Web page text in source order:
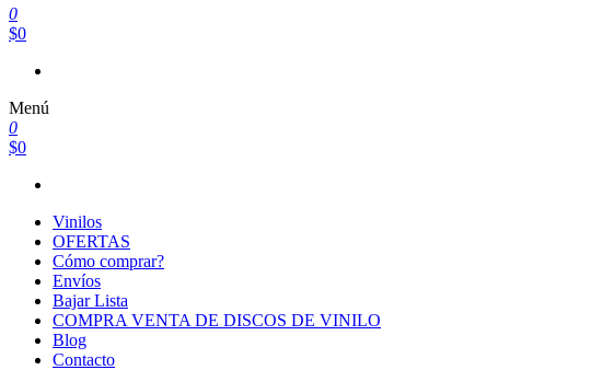
0
$0
Menú
0
$0
Vinilos
OFERTAS
Cómo comprar?
Envíos
Bajar Lista
COMPRA VENTA DE DISCOS DE VINILO
Blog
Contacto